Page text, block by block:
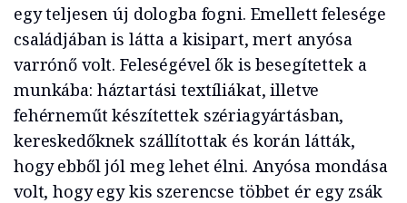
egy teljesen új dologba fogni. Emellett felesége
családjában is látta a kisipart, mert anyósa
varrónő volt. Feleségével ők is besegítettek a
munkába: háztartási textíliákat, illetve
fehérneműt készítettek szériagyártásban,
kereskedőknek szállítottak és korán látták,
hogy ebből jól meg lehet élni. Anyósa mondása
volt, hogy egy kis szerencse többet ér egy zsák